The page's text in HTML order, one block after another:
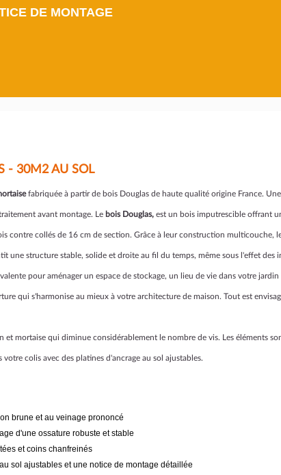
DE MONTAGE
- 30M2 AU SOL
fabriquée à partir de bois Douglas de haute qualité origine France.
avant montage. Le bois Douglas, est un bois imputrescible offrant
contre collés de 16 cm de section. Grâce à leur construction multicouche,
une structure stable, solide et droite au fil du temps, même sous l'effet des
pour aménager un espace de stockage, un lieu de vie dans votre
qui s'harmonise au mieux à votre architecture de maison. Tout est
mortaise qui diminue considérablement le nombre de vis. Les éléments
colis avec des platines d'ancrage au sol ajustables.
brune et au veinage prononcé
d'une ossature robuste et stable
et coins chanfreinés
sol ajustables et une notice de montage détaillée